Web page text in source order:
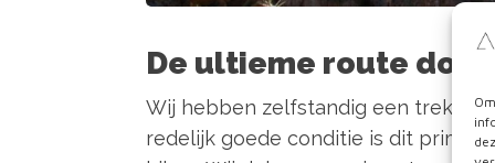
De ultieme route door
Wij hebben zelfstandig een trekking
redelijk goede conditie is dit prima